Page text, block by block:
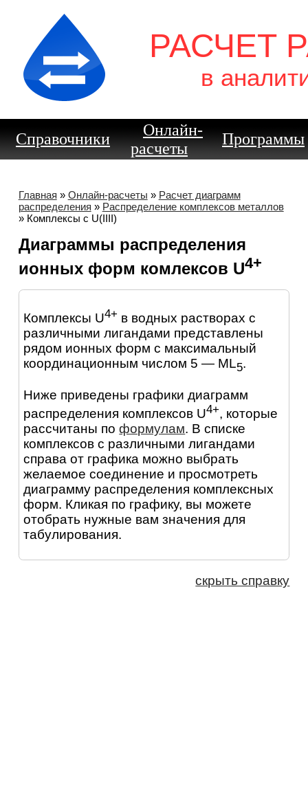
РАСЧЕТ
в
Справочники
Онлайн-
расчеты
Программы
Главная » Онлайн-расчеты » Расчет диаграмм
распределения » Распределение комплексов металлов
» Комплексы с U(IIII)
Диаграммы распределения
ионных форм комлексов U4+
Комплексы U4+ в водных растворах с
различными лигандами представлены
рядом ионных форм с максимальный
координационным числом 5 — ML5.
Ниже приведены графики диаграмм
распределения комплексов U4+, которые
рассчитаны поформулам. В списке
комплексов с различными лигандами
справа от графика можно выбрать
желаемое соединение и просмотреть
диаграмму распределения комплексных
форм. Кликая по графику, вы можете
отобрать нужные вам значения для
табулирования.
скрыть справку